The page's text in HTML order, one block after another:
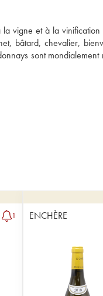
la vigne et à la vinification
bâtard, chevalier,
sont mondialement
1 ENCHÈRE